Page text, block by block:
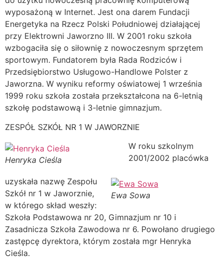
wyposażoną w Internet. Jest ona darem Fundacji
Energetyka na Rzecz Polski Południowej działającej
przy Elektrowni Jaworzno III. W 2001 roku szkoła
wzbogaciła się o siłownię z nowoczesnym sprzętem
sportowym. Fundatorem była Rada Rodziców i
Przedsiębiorstwo Usługowo-Handlowe Polster z
Jaworzna. W wyniku reformy oświatowej 1 września
1999 roku szkoła została przekształcona na 6-letnią
szkołę podstawową i 3-letnie gimnazjum.
ZESPÓŁ SZKÓŁ NR 1 W JAWORZNIE
Henryka Cieśla
Ewa Sowa
W roku szkolnym
2001/2002 placówka
uzyskała nazwę Zespołu
Szkół nr 1 w Jaworznie,
w którego skład weszły:
Szkoła Podstawowa nr 20, Gimnazjum nr 10 i
Zasadnicza Szkoła Zawodowa nr 6. Powołano drugiego
zastępcę dyrektora, którym została mgr Henryka
Cieśla.